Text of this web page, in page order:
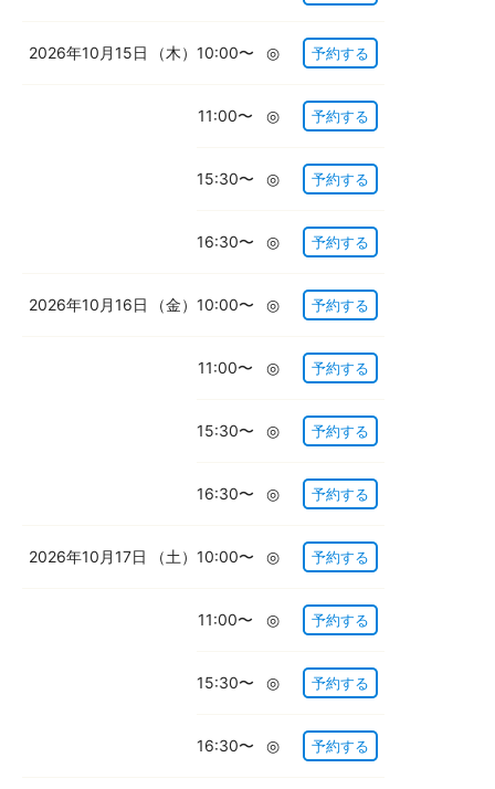
2026年10月15日 （木） 10:00〜 ◎ 予約する
11:00〜 ◎ 予約する
15:30〜 ◎ 予約する
16:30〜 ◎ 予約する
2026年10月16日 （金） 10:00〜 ◎ 予約する
11:00〜 ◎ 予約する
15:30〜 ◎ 予約する
16:30〜 ◎ 予約する
2026年10月17日 （土） 10:00〜 ◎ 予約する
11:00〜 ◎ 予約する
15:30〜 ◎ 予約する
16:30〜 ◎ 予約する